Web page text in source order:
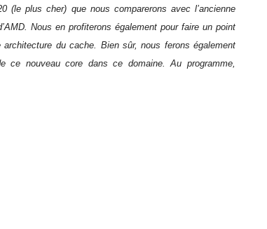
plus cher) que nous comparerons avec l’ancienne
Nous en profiterons également pour faire un point
du cache. Bien sûr, nous ferons également
ce nouveau core dans ce domaine. Au programme,